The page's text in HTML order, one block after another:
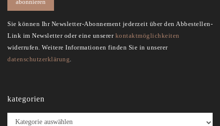
Sie können Ihr Newsletter-Abonnement jederzeit über den Abbestellen-
Link im Newsletter oder eine unserer kontaktmöglichkeiten
widerrufen. Weitere Informationen finden Sie in unserer
datenschutzerklärung.
kategorien
Kategorien